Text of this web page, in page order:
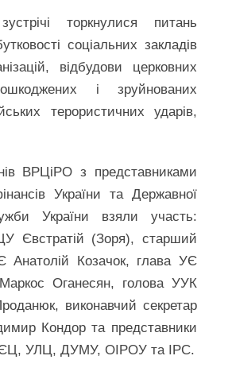
торкнулися питань
соціальних закладів
відбудови церковних
і зруйнованих
терористичних ударів,
ВРЦіРО з представниками
України та Державної
України взяли участь:
Євстратій (Зоря), старший
Анатолій Козачок, глава УЄ
Оганесян, голова УУК
виконавчий секретар
Кондор та представники
УЛЦ, ДУМУ, ОІРОУ та ІРС.